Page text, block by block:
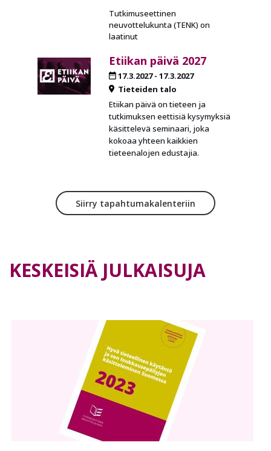
Tutkimuseettinen
neuvottelukunta (TENK) on
laatinut
Etiikan päivä 2027
17.3.2027- 17.3.2027
Tieteiden talo
Etiikan päivä on tieteen ja
tutkimuksen eettisiä kysymyksiä
käsittelevä seminaari, joka
kokoaa yhteen kaikkien
tieteenalojen edustajia.
Siirry tapahtumakalenteriin
KESKEISIÄ JULKAISUJA